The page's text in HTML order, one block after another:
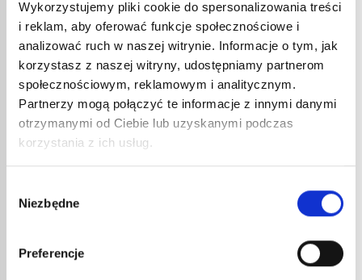
Wykorzystujemy pliki cookie do spersonalizowania treści
i reklam, aby oferować funkcje społecznościowe i
analizować ruch w naszej witrynie. Informacje o tym, jak
korzystasz z naszej witryny, udostępniamy partnerom
społecznościowym, reklamowym i analitycznym.
Partnerzy mogą połączyć te informacje z innymi danymi
otrzymanymi od Ciebie lub uzyskanymi podczas
korzystania z ich usług.
zgody
Niezbędne
Preferencje